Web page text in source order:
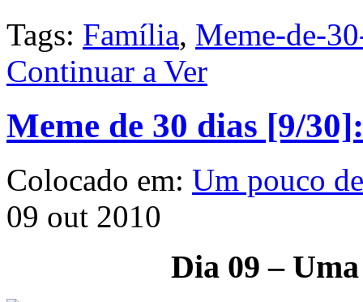
Tags: Família, Meme-de-
Continuar a Ver
Meme de 30 dias [9/30]:
Colocado em: Um pouco
09 out 2010
Dia 09 –